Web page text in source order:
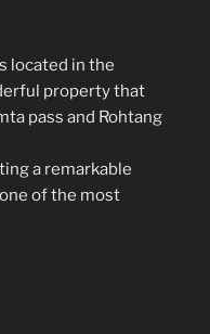
located in the
property that
pass and Rohtang
a remarkable
of the most